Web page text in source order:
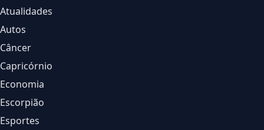
Atualidades
Autos
Câncer
Capricórnio
Economia
Escorpião
Esportes